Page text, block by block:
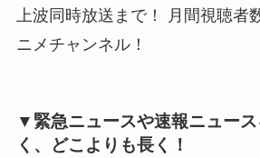
上波同時放送まで！ 月間視聴者
ニメチャンネル！
▼緊急ニュースや速報ニュー
く、どこよりも長く！